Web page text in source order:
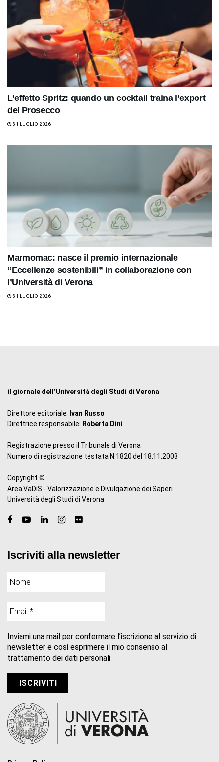
L’effetto Spritz: quando un cocktail traina l’export
del Prosecco
31 LUGLIO 2026
Marmomac: nasce il premio internazionale
“Eccellenze sostenibili” in collaborazione con
l’Università di Verona
31 LUGLIO 2026
il giornale dell’Università degli Studi di Verona
Direttore editoriale: Ivan Russo
Direttrice responsabile: Roberta Dini
Registrazione presso il Tribunale di Verona
Numero di registrazione testata N.1820 del 18.11.2008
Copyright ©
Area VaDiS - Valorizzazione e Divulgazione dei Saperi
Università degli Studi di Verona
Iscriviti alla newsletter
Inviami una mail per confermare l’iscrizione al servizio di
newsletter e così esprimere il mio consenso al
trattamento dei dati personali